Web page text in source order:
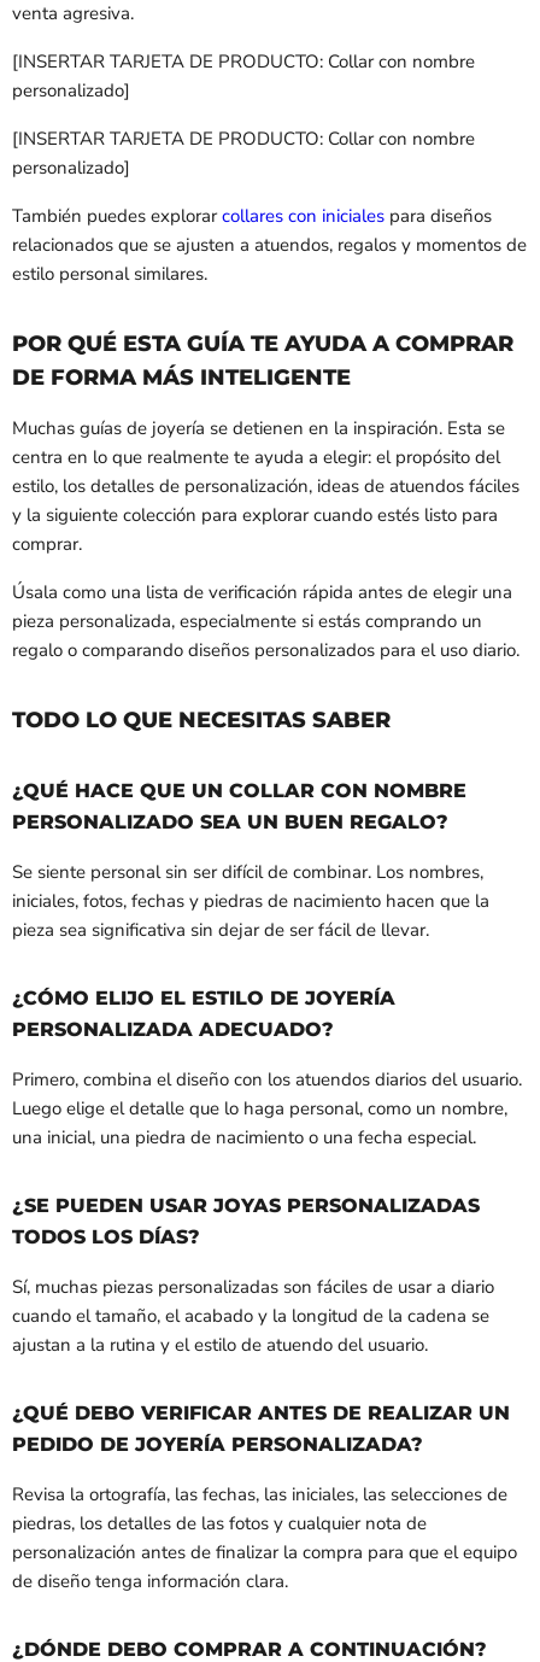
venta agresiva.
[INSERTAR TARJETA DE PRODUCTO: Collar con nombre
personalizado]
[INSERTAR TARJETA DE PRODUCTO: Collar con nombre
personalizado]
También puedes explorarcollares con iniciales para diseños
relacionados que se ajusten a atuendos, regalos y momentos de
estilo personal similares.
POR QUÉ ESTA GUÍA TE AYUDA A COMPRAR
DE FORMA MÁS INTELIGENTE
Muchas guías de joyería se detienen en la inspiración. Esta se
centra en lo que realmente te ayuda a elegir: el propósito del
estilo, los detalles de personalización, ideas de atuendos fáciles
y la siguiente colección para explorar cuando estés listo para
comprar.
Úsala como una lista de verificación rápida antes de elegir una
pieza personalizada, especialmente si estás comprando un
regalo o comparando diseños personalizados para el uso diario.
TODO LO QUE NECESITAS SABER
¿QUÉ HACE QUE UN COLLAR CON NOMBRE
PERSONALIZADO SEA UN BUEN REGALO?
Se siente personal sin ser difícil de combinar. Los nombres,
iniciales, fotos, fechas y piedras de nacimiento hacen que la
pieza sea significativa sin dejar de ser fácil de llevar.
¿CÓMO ELIJO EL ESTILO DE JOYERÍA
PERSONALIZADA ADECUADO?
Primero, combina el diseño con los atuendos diarios del usuario.
Luego elige el detalle que lo haga personal, como un nombre,
una inicial, una piedra de nacimiento o una fecha especial.
¿SE PUEDEN USAR JOYAS PERSONALIZADAS
TODOS LOS DÍAS?
Sí, muchas piezas personalizadas son fáciles de usar a diario
cuando el tamaño, el acabado y la longitud de la cadena se
ajustan a la rutina y el estilo de atuendo del usuario.
¿QUÉ DEBO VERIFICAR ANTES DE REALIZAR UN
PEDIDO DE JOYERÍA PERSONALIZADA?
Revisa la ortografía, las fechas, las iniciales, las selecciones de
piedras, los detalles de las fotos y cualquier nota de
personalización antes de finalizar la compra para que el equipo
de diseño tenga información clara.
¿DÓNDE DEBO COMPRAR A CONTINUACIÓN?